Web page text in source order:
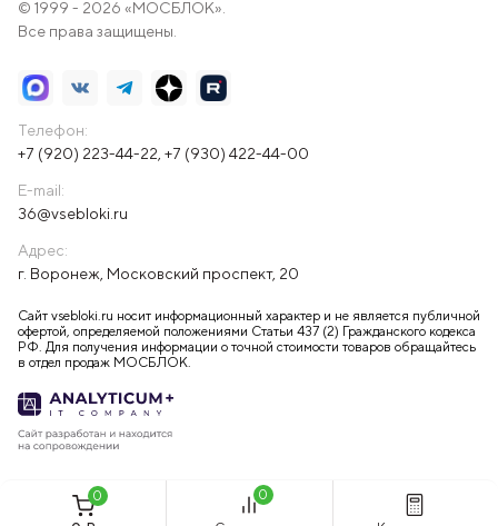
© 1999 - 2026 «МОСБЛОК».
Все права защищены.
Телефон:
+7 (920) 223-44-22, +7 (930) 422-44-00
E-mail:
36@vsebloki.ru
Адрес:
г. Воронеж, Московский проспект, 20
Сайт vsebloki.ru носит информационный характер и не является публичной
офертой, определяемой положениями Статьи 437 (2) Гражданского кодекса
РФ. Для получения информации о точной стоимости товаров обращайтесь
в отдел продаж МОСБЛОК.
0 0